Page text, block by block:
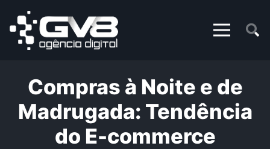
Compras à Noite e de
Madrugada: Tendência
do E-commerce